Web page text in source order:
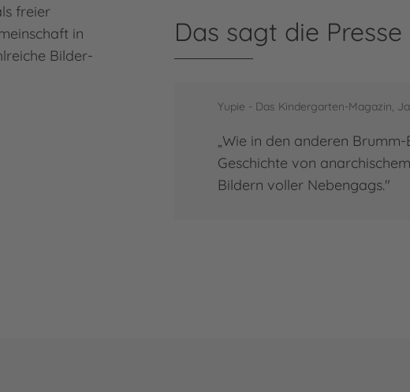
freier
in
Bilder-
Das sagt die Presse
Yupie - Das Kindergarten-Magazin,
„Wie in den anderen
Geschichte von
Bildern voller Nebengags."